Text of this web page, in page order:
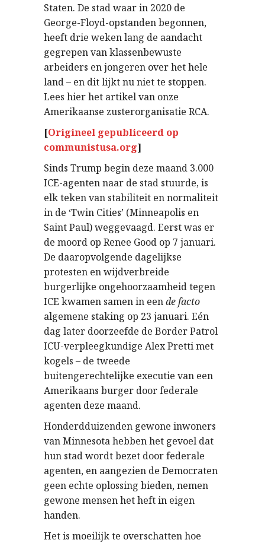
Staten. De stad waar in 2020 de
George-Floyd-opstanden begonnen,
heeft drie weken lang de aandacht
gegrepen van klassenbewuste
arbeiders en jongeren over het hele
land – en dit lijkt nu niet te stoppen.
Lees hier het artikel van onze
Amerikaanse zusterorganisatie RCA.
[Origineel gepubliceerd op
communistusa.org]
Sinds Trump begin deze maand 3.000
ICE-agenten naar de stad stuurde, is
elk teken van stabiliteit en normaliteit
in de ‘Twin Cities’ (Minneapolis en
Saint Paul) weggevaagd. Eerst was er
de moord op Renee Good op 7 januari.
De daaropvolgende dagelijkse
protesten en wijdverbreide
burgerlijke ongehoorzaamheid tegen
ICE kwamen samen in eende facto
algemene staking op 23 januari. Eén
dag later doorzeefde de Border Patrol
ICU-verpleegkundige Alex Pretti met
kogels – de tweede
buitengerechtelijke executie van een
Amerikaans burger door federale
agenten deze maand.
Honderdduizenden gewone inwoners
van Minnesota hebben het gevoel dat
hun stad wordt bezet door federale
agenten, en aangezien de Democraten
geen echte oplossing bieden, nemen
gewone mensen het heft in eigen
handen.
Het is moeilijk te overschatten hoe